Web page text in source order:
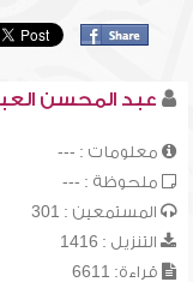
عبد المحسن
معلومات : ---
ملحوظة : ---
المستمعين : 301
التنزيل : 1416
قراءة: 6611